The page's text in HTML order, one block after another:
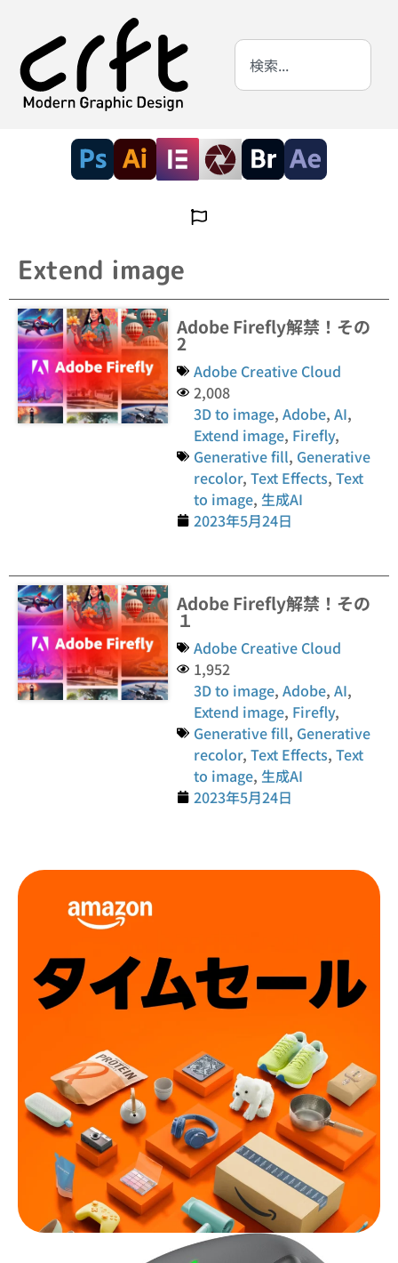
Extend image
Adobe Firefly解禁！その
2
Adobe Creative Cloud
2,008
3D to image,Adobe,AI,
Extend image, Firefly,
Generative fill, Generative
recolor,Text Effects,Text
to image, 生成AI
2023年5月24日
Adobe Firefly解禁！その
１
Adobe Creative Cloud
1,952
3D to image,Adobe,AI,
Extend image, Firefly,
Generative fill, Generative
recolor,Text Effects,Text
to image, 生成AI
2023年5月24日